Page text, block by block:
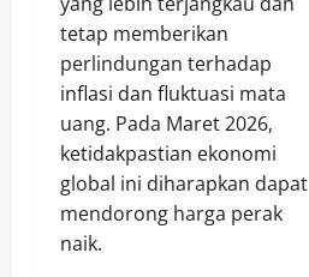
tetap memberikan
perlindungan terhadap
inflasi dan fluktuasi mata
uang. Pada Maret 2026,
ketidakpastian ekonomi
global ini diharapkan dapat
mendorong harga perak
naik.